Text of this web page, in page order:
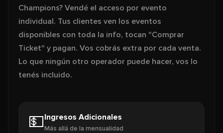
Champions? Vendé el acceso por evento
individual. Tus clientes ven los eventos
disponibles con toda la info, tocan "Comprar
Ticket" y pagan. Vos cobrás extra por cada venta.
Lo que ningún otro operador puede hacer, vos lo
tenés incluido.
💵Ingresos Adicionales
Más allá de la mensualidad